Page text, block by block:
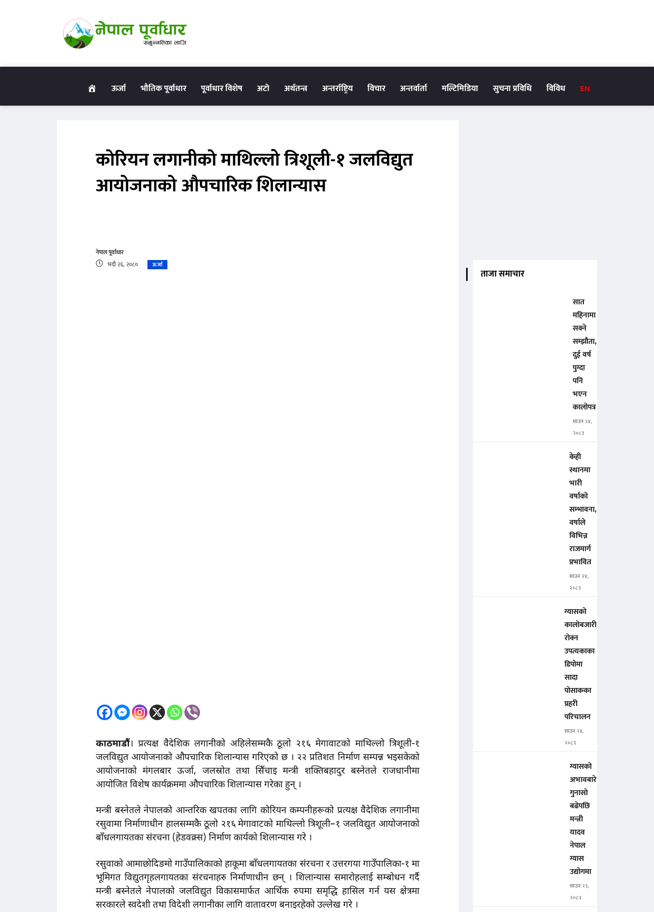
गृहपृष्ठऊर्जा भौतिक पूर्वाधार पूर्वाधार विशेष अटो अर्थतन्त्र अन्तर्राष्ट्रिय विचार अन्तर्वार्ता मल्टिमिडिया सुचना प्रविधि विविध EN
काेरियन लगानीकाे माथिल्लो त्रिशूली-१ जलविद्युत
आयोजनाको औपचारिक शिलान्यास
नेपाल पूर्वाधार
भदौ २६, २०८०
ऊर्जा
काठमाडौं। प्रत्यक्ष वैदेशिक लगानीकाे अहिलेसम्मकै ठूलाे २१६ मेगावाटकाे माथिल्लाे त्रिशूली-१
जलविद्युत आयाेजनाकाे औपचारिक शिलान्यास गरिएकाे छ । २२ प्रतिशत निर्माण सम्पन्न भइसकेकाे
आयाेजनाकाे मंगलबार ऊर्जा, जलस्रोत तथा सिँचाइ मन्त्री शक्तिबहादुर बस्नेतले राजधानीमा
आयाेजित विशेष कार्यक्रममा औपचारिक शिलान्यास गरेका हुन् ।
मन्त्री बस्नेतले नेपालको आन्तरिक खपतका लागि कोरियन कम्पनीहरूको प्रत्यक्ष वैदेशिक लगानीमा
रसुवामा निर्माणाधीन हालसम्मकै ठूलो २१६ मेगावाटको माथिल्लो त्रिशूली–१ जलविद्युत आयोजनाको
बाँधलगायतका संरचना (हेडवक्र्स) निर्माण कार्यको शिलान्यास गरे ।
रसुवाको आमाछोदिङमो गाउँपालिकाकाे हाकूमा बाँधलगायतका संरचना र उत्तरगया गाउँपालिका-१ मा
भूमिगत विद्युतगृहलगायतका संरचनाहरु निर्माणाधीन छन् । शिलान्यास समारोहलाई सम्बाेधन गर्दै
मन्त्री बस्नेतले नेपालको जलविद्युत विकासमार्फत आर्थिक रुपमा समृद्धि हासिल गर्न यस क्षेत्रमा
सरकारले स्वदेशी तथा विदेशी लगानीका लागि वातावरण बनाइरहेको उल्लेख गरे ।
ताजा समाचार
सात
महिनामा
सक्ने
सम्झौता,
दुई वर्ष
पुग्दा
पनि
भएन
कालोपत्र
साउन २४,
२०८३
केही
स्थानमा
भारी
वर्षाको
सम्भावना,
वर्षाले
विभिन्न
राजमार्ग
प्रभावित
साउन २४,
२०८३
ग्यासको
कालोबजारी
रोक्न
उपत्यकाका
डिपोमा
सादा
पोसाकका
प्रहरी
परिचालन
साउन २४,
२०८३
ग्यासको
अभावबारे
गुनासो
बढेपछि
मन्त्री
यादव
नेपाल
ग्यास
उद्योगमा
साउन २३,
२०८३